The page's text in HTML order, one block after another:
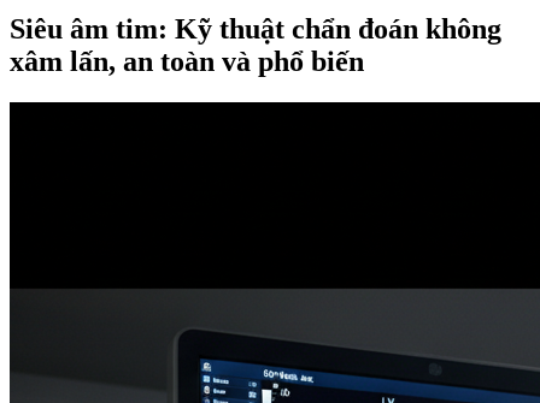
Siêu âm tim: Kỹ thuật chẩn đoán không
xâm lấn, an toàn và phổ biến